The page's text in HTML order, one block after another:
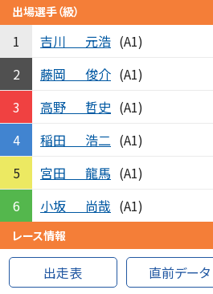
出場選手（級）
1 吉川 元浩 (A1)
2
藤岡 俊介 (A1)
3
高野 哲史 (A1)
4
稲田 浩二 (A1)
5
宮田 龍馬 (A1)
6
小坂 尚哉 (A1)
レース情報
出走表 直前データ